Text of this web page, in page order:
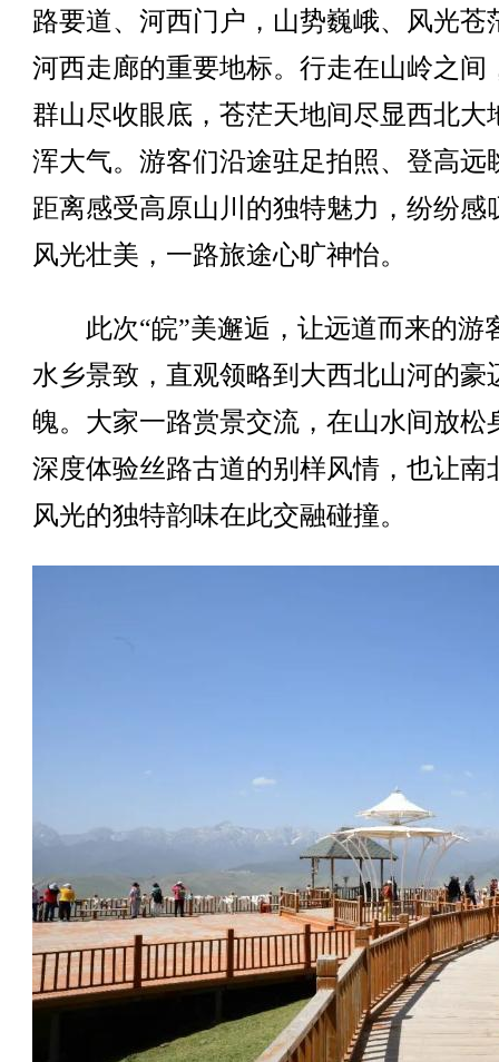
路要道、河西门户，山势巍峨、风光苍
河西走廊的重要地标。行走在山岭之间
群山尽收眼底，苍茫天地间尽显西北大
浑大气。游客们沿途驻足拍照、登高远
距离感受高原山川的独特魅力，纷纷感
风光壮美，一路旅途心旷神怡。
此次“皖”美邂逅，让远道而来的游
水乡景致，直观领略到大西北山河的豪
魄。大家一路赏景交流，在山水间放松
深度体验丝路古道的别样风情，也让南
风光的独特韵味在此交融碰撞。